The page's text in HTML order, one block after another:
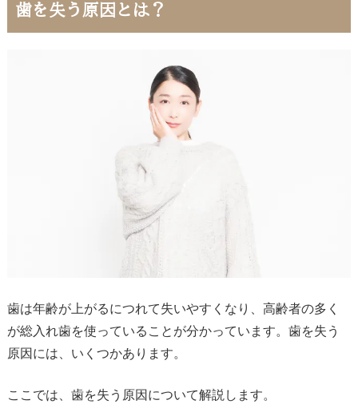
歯を失う原因とは？
歯は年齢が上がるにつれて失いやすくなり、高齢者の多く
が総入れ歯を使っていることが分かっています。歯を失う
原因には、いくつかあります。
ここでは、歯を失う原因について解説します。